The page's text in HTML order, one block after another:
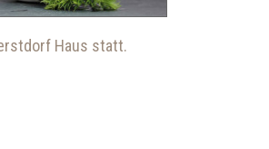
Haus statt.